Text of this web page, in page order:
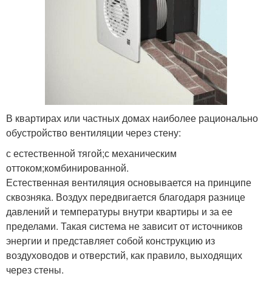
В квартирах или частных домах наиболее рационально
обустройство вентиляции через стену:
с естественной тягой;с механическим
оттоком;комбинированной.
Естественная вентиляция основывается на принципе
сквозняка. Воздух передвигается благодаря разнице
давлений и температуры внутри квартиры и за ее
пределами. Такая система не зависит от источников
энергии и представляет собой конструкцию из
воздуховодов и отверстий, как правило, выходящих
через стены.